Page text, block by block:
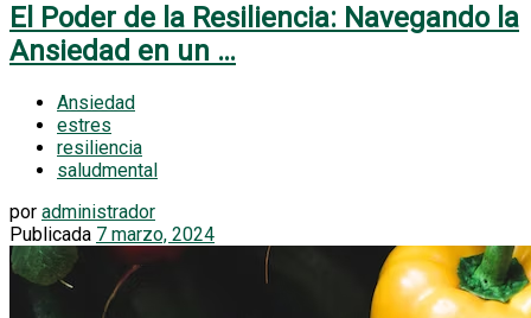
El Poder de la Resiliencia: Navegando la
Ansiedad en un …
Ansiedad
estres
resiliencia
saludmental
por administrador
Publicada 7 marzo, 2024